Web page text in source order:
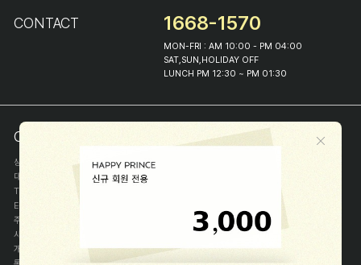
CONTACT 1668-1570
MON-FRI : AM 10:00 - PM 04:00
SAT,SUN,HOLIDAY OFF
LUNCH PM 12:30 ~ PM 01:30
COMPANY INFO
상호
(주)해피프린스
대표
이화진
TEL
E-MAIL
주소
사업자등록번호
개인정보관리자
이화진